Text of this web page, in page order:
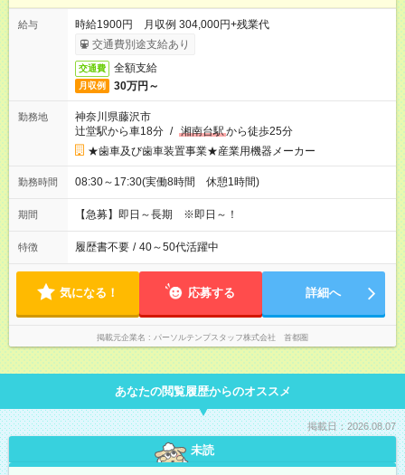
給与
時給1900円 月収例 304,000円+残業代
交通費別途支給あり
交通費 全額支給
月収例 30万円～
勤務地
神奈川県藤沢市
辻堂駅から車18分 / 湘南台駅から徒歩25分
★歯車及び歯車装置事業★産業用機器メーカー
勤務時間 08:30～17:30(実働8時間 休憩1時間)
期間 【急募】即日～長期 ※即日～！
特徴 履歴書不要 / 40～50代活躍中
気になる！ 応募する 詳細へ
掲載元企業名 パーソルテンプスタッフ株式会社 首都圏
あなたの閲覧履歴からのオススメ
掲載日：2026.08.07
未読